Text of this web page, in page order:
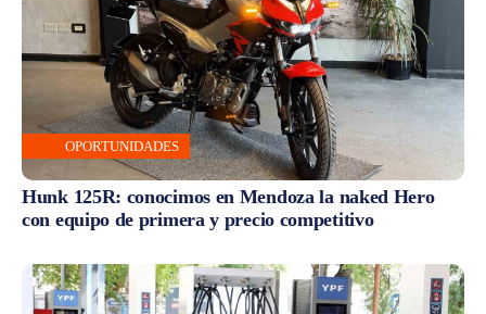
OPORTUNIDADES
Hunk 125R: conocimos en Mendoza la naked Hero
con equipo de primera y precio competitivo